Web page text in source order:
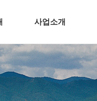
사업소개
주택개발
토목